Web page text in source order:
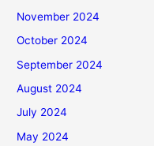
November 2024
October 2024
September 2024
August 2024
July 2024
May 2024